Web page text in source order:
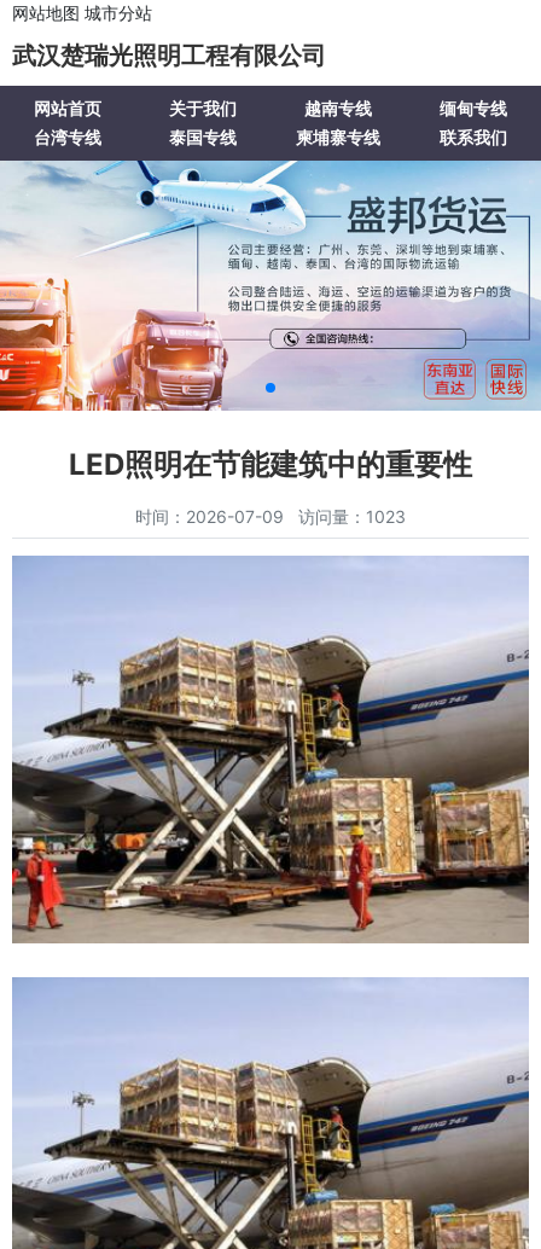
网站地图 城市分站
武汉楚瑞光照明工程有限公司
网站首页 关于我们 越南专线
缅甸专线
台湾专线
泰国专线 柬埔寨专线 联系我们
LED照明在节能建筑中的重要性
时间：2026-07-09 访问量：1023